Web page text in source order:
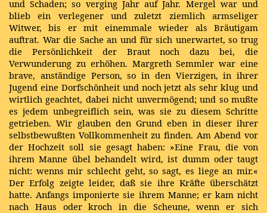
und Schaden; so verging Jahr auf Jahr. Mergel war und
blieb ein verlegener und zuletzt ziemlich armseliger
Witwer, bis er mit einemmale wieder als Bräutigam
auftrat. War die Sache an und für sich unerwartet, so trug
die Persönlichkeit der Braut noch dazu bei, die
Verwunderung zu erhöhen. Margreth Semmler war eine
brave, anständige Person, so in den Vierzigen, in ihrer
Jugend eine Dorfschönheit und noch jetzt als sehr klug und
wirtlich geachtet, dabei nicht unvermögend; und so mußte
es jedem unbegreiflich sein, was sie zu diesem Schritte
getrieben. Wir glauben den Grund eben in dieser ihrer
selbstbewußten Vollkommenheit zu finden. Am Abend vor
der Hochzeit soll sie gesagt haben: »Eine Frau, die von
ihrem Manne übel behandelt wird, ist dumm oder taugt
nicht: wenns mir schlecht geht, so sagt, es liege an mir.«
Der Erfolg zeigte leider, daß sie ihre Kräfte überschätzt
hatte. Anfangs imponierte sie ihrem Manne; er kam nicht
nach Haus oder kroch in die Scheune, wenn er sich